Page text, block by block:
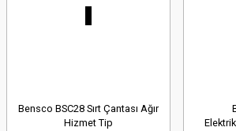
Bensco BSC28 Sırt Çantası Ağır
Hizmet Tip